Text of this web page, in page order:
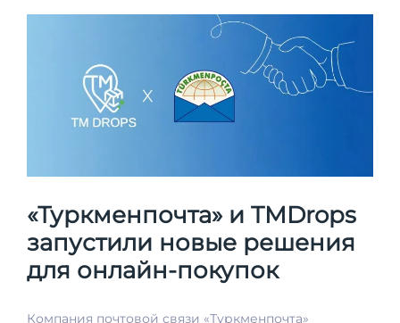
«Туркменпочта» и TMDrops
запустили новые решения
для онлайн-покупок
Компания почтовой связи «Туркменпочта»